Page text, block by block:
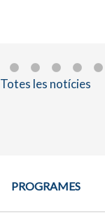
PROGRAMES
Totes les notícies